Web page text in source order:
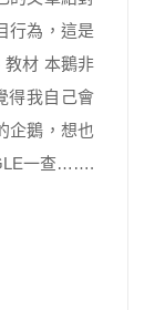
行為，這是
教材 本鵝非
得我自己會
企鵝，想也
一查…….